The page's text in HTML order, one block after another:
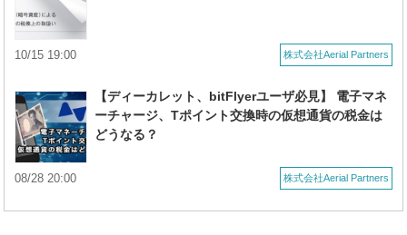
株式会社Aerial Partners
10/15 19:00
【ディーカレット、bitFlyerユーザ必見】 電子マネ
ーチャージ、Tポイント交換時の仮想通貨の税金は
どうなる？
株式会社Aerial Partners
08/28 20:00